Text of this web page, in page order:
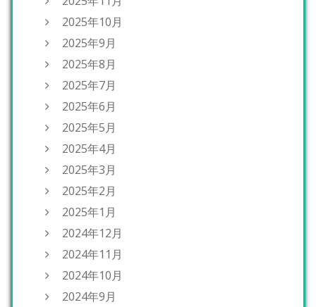
2025年10月
2025年9月
2025年8月
2025年7月
2025年6月
2025年5月
2025年4月
2025年3月
2025年2月
2025年1月
2024年12月
2024年11月
2024年10月
2024年9月